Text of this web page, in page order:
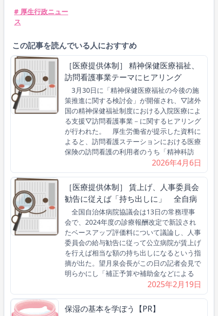
# 厚生行政ニュー
ス
この記事を読んでいる人におすすめ
［医療提供体制］ 精神保健医療福祉、
訪問看護事業テーマにヒアリング
3月30日に「精神保健医療福祉の今後の施
策推進に関する検討会」が開催され、▽諸外
国の精神保健福祉制度における入院医療によ
る支援▽訪問看護事業－に関するヒアリング
が行われた。 厚生労働省が提示した資料に
よると、訪問看護ステーションにおける医療
保険の訪問看護の利用者のうち「精神科訪
2026年4月6日
［医療提供体制］ 賃上げ、人事委員会
勧告に従えば「持ち出しに」 全自病
全国自治体病院協議会は13日の常務理事
会で、2024年度の診療報酬改定で新設され
たベースアップ評価料について議論し、人事
委員会の給与勧告に従って公立病院が賃上げ
を行えば相当な額の持ち出しになるという指
摘が出た。望月泉会長がこの日の記者会見で
明らかにし「補正予算や補助金などによる
2025年2月19日
保湿の基本を学ぼう【PR】